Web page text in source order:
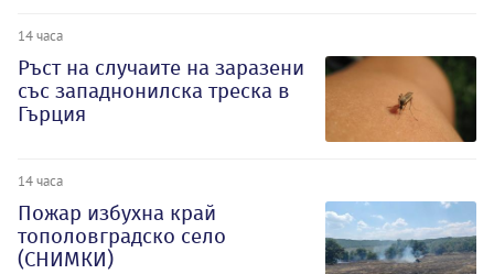
14 часа
Ръст на случаите на заразени
със западнонилска треска в
Гърция
14 часа
Пожар избухна край
тополовградско село
(СНИМКИ)